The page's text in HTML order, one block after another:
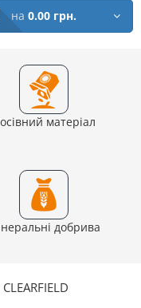
на 0.00 грн.
матеріал
добрива